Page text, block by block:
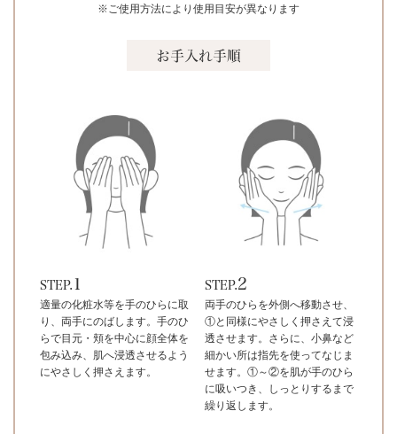
※ご使用方法により使用目安が異なります
お手入れ手順
STEP. 1
適量の化粧水等を手のひらに取
り、両手にのばします。手のひ
らで目元・頬を中心に顔全体を
包み込み、肌へ浸透させるよう
にやさしく押さえます。
STEP.2
両手のひらを外側へ移動させ、
①と同様にやさしく押さえて浸
透させます。さらに、小鼻など
細かい所は指先を使ってなじま
せます。①～②を肌が手のひら
に吸いつき、しっとりするまで
繰り返します。